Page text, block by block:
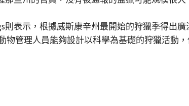
則表示，根據威斯康辛州最開始的狩獵季得出
管理人員能夠設計以科學為基礎的狩獵活動